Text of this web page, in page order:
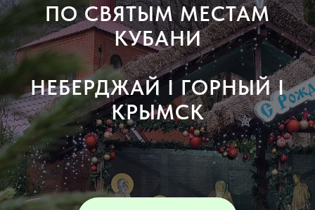
ПО СВЯТЫМ МЕСТАМ
КУБАНИ
НЕБЕРДЖАЙ I ГОРНЫЙ I
КРЫМСК